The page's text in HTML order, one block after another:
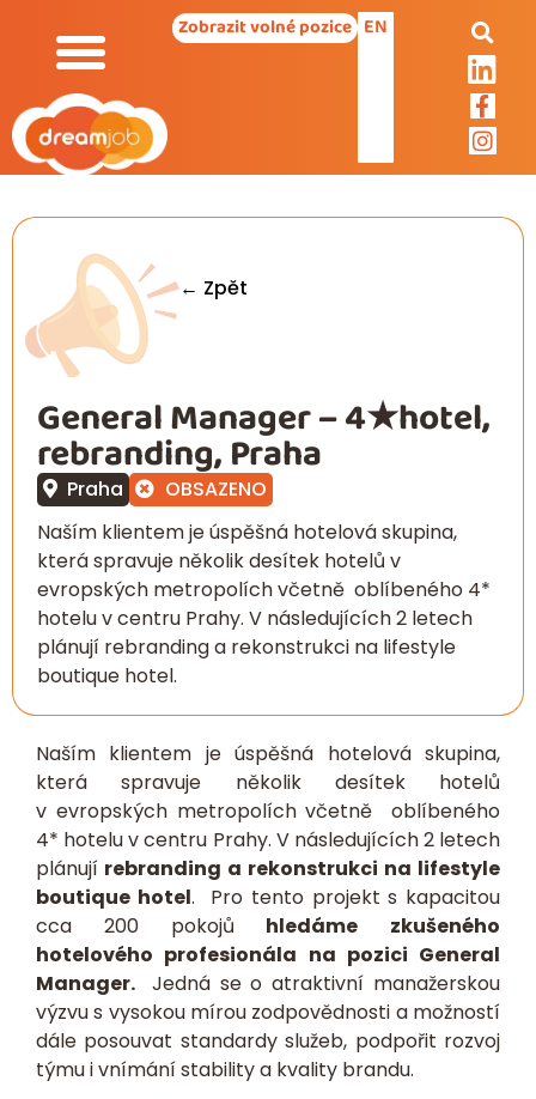
Zobrazit volné pozice EN
← Zpět
General Manager – 4★hotel,
rebranding, Praha
Praha
OBSAZENO
Naším klientem je úspěšná hotelová skupina,
která spravuje několik desítek hotelů v
evropských metropolích včetně oblíbeného 4*
hotelu v centru Prahy. V následujících 2 letech
plánují rebranding a rekonstrukci na lifestyle
boutique hotel.
Naším klientem je úspěšná hotelová skupina,
která spravuje několik desítek hotelů
v evropských metropolích včetně oblíbeného
4* hotelu v centru Prahy. V následujících 2 letech
plánují rebranding a rekonstrukci na lifestyle
boutique hotel. Pro tento projekt s kapacitou
cca 200 pokojů hledáme
zkušeného
hotelového profesionála na pozici General
Manager. Jedná se o atraktivní manažerskou
výzvu s vysokou mírou zodpovědnosti a možností
dále posouvat standardy služeb, podpořit rozvoj
týmu i vnímání stability a kvality brandu.